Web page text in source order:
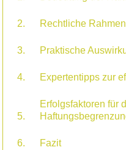
Rechtliche
Praktische
Expertentipps zur
Erfolgsfaktoren für
Fazit